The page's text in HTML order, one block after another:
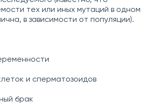
тех или иных мутаций в одном
в зависимости от популяции).
и сперматозоидов
брак